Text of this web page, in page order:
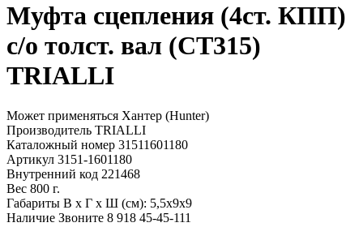
Муфта сцепления (4ст. КПП)
с/о толст. вал (CT315)
TRIALLI
Может применяться Хантер (Hunter)
Производитель TRIALLI
Каталожный номер 31511601180
Артикул 3151-1601180
Внутренний код 221468
Вес 800 г.
Габариты В х Г х Ш (см): 5,5х9х9
Наличие Звоните 8 918 45-45-111